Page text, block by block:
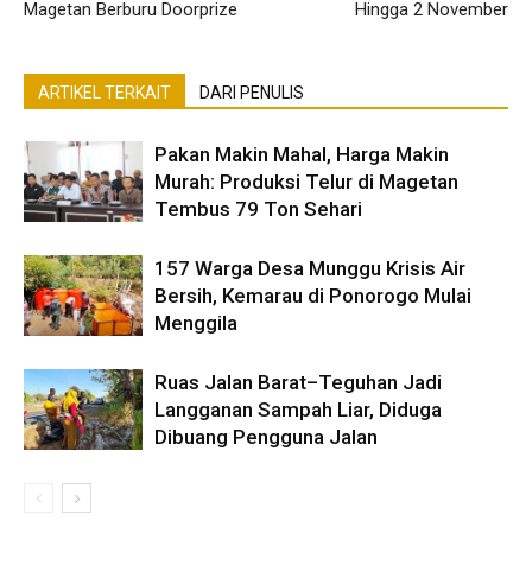
Magetan Berburu Doorprize
Hingga 2 November
ARTIKEL TERKAIT DARI PENULIS
Pakan Makin Mahal, Harga Makin
Murah: Produksi Telur di Magetan
Tembus 79 Ton Sehari
157 Warga Desa Munggu Krisis Air
Bersih, Kemarau di Ponorogo Mulai
Menggila
Ruas Jalan Barat–Teguhan Jadi
Langganan Sampah Liar, Diduga
Dibuang Pengguna Jalan